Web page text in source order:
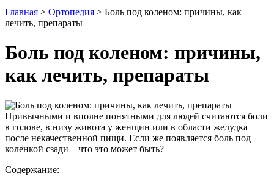
Главная > Ортопедия > Боль под коленом: причины, как
лечить, препараты
Боль под коленом: причины,
как лечить, препараты
Привычными и вполне понятными для людей считаются боли
в голове, в низу живота у женщин или в области желудка
после некачественной пищи. Если же появляется боль под
коленкой сзади – что это может быть?
Содержание: